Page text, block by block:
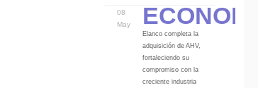
08
May
Elanco completa la
adquisición de AHV,
fortaleciendo su
compromiso con la
creciente industria